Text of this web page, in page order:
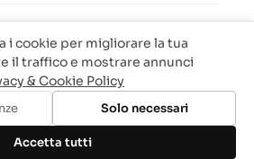
al carrello
P.Iva 12093700156
Agency Milano
i cookie per migliorare la tua
il traffico e mostrare annunci
& Cookie Policy
Solo necessari
Accetta tutti